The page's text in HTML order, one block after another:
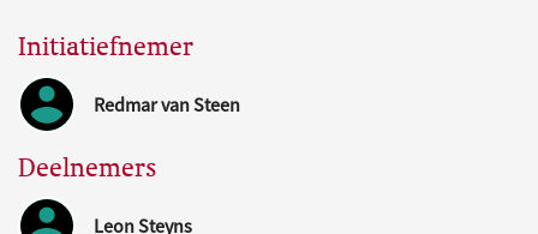
Initiatiefnemer
Redmar van Steen
Deelnemers
Leon Steyns